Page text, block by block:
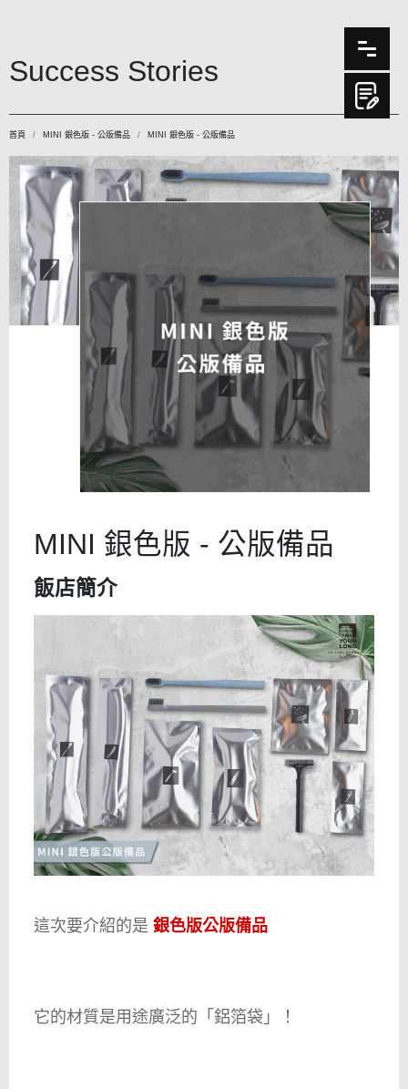
Success Stories
首頁 MINI 銀色版 - 公版備品 MINI 銀色版 - 公版備品
MINI 銀色版 - 公版備品
飯店簡介
這次要介紹的是 銀色版公版備品
它的材質是用途廣泛的「鋁箔袋」！